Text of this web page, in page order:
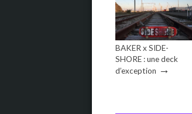
BAKER x SIDE-
SHORE : une deck
d’exception →